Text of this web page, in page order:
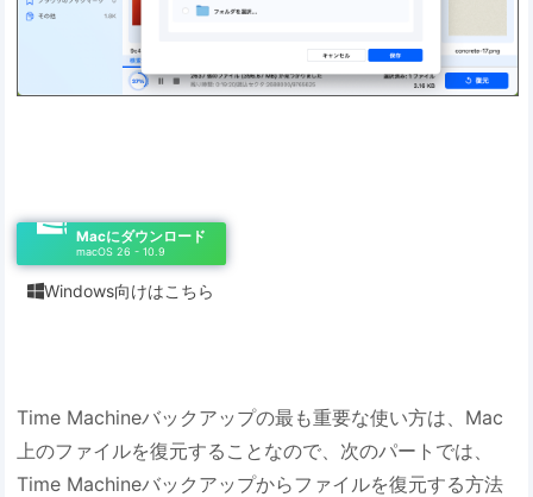
Macにダウンロード
macOS 26 - 10.9
Windows向けはこちら
Time Machineバックアップの最も重要な使い方は、Mac
上のファイルを復元することなので、次のパートでは、
Time Machineバックアップからファイルを復元する方法